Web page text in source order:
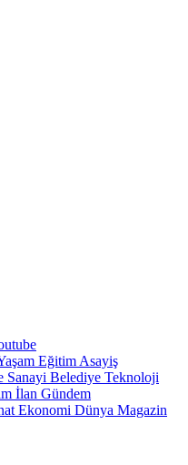
Eğitim Asayiş
Sanayi Belediye Teknoloji
İlan Gündem
Ekonomi Dünya Magazin